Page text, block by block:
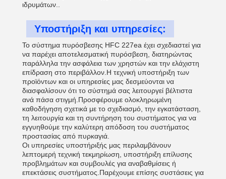
ιδρυμάτων..
Υποστήριξη και υπηρεσίες:
Το σύστημα πυρόσβεσης HFC 227ea έχει σχεδιαστεί για
να παρέχει αποτελεσματική πυρόσβεση, διατηρώντας
παράλληλα την ασφάλεια των χρηστών και την ελάχιστη
επίδραση στο περιβάλλον.Η τεχνική υποστήριξη των
προϊόντων και οι υπηρεσίες μας δεσμεύονται να
διασφαλίσουν ότι το σύστημά σας λειτουργεί βέλτιστα
ανά πάσα στιγμή.Προσφέρουμε ολοκληρωμένη
καθοδήγηση σχετικά με το σχεδιασμό, την εγκατάσταση,
τη λειτουργία και τη συντήρηση του συστήματος για να
εγγυηθούμε την καλύτερη απόδοση του συστήματος
προστασίας από πυρκαγιά.
Οι υπηρεσίες υποστήριξής μας περιλαμβάνουν
λεπτομερή τεχνική τεκμηρίωση, υποστήριξη επίλυσης
προβλημάτων και συμβουλές για αναβαθμίσεις ή
επεκτάσεις συστήματος.Παρέχουμε επίσης συστάσεις για